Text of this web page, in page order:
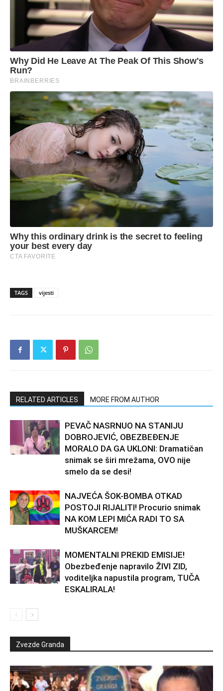
TAGS vijesti
RELATED ARTICLES MORE FROM AUTHOR
PEVAČ NASRNUO NA STANIJU
DOBROJEVIĆ, OBEZBEĐENJE
MORALO DA GA UKLONI: Dramatičan
snimak se širi mrežama, OVO nije
smelo da se desi!
NAJVEĆA ŠOK-BOMBA OTKAD
POSTOJI RIJALITI! Procurio snimak
NA KOM LEPI MIĆA RADI TO SA
MUŠKARCEM!
MOMENTALNI PREKID EMISIJE!
Obezbeđenje napravilo ŽIVI ZID,
voditeljka napustila program, TUČA
ESKALIRALA!
Zvezde Granda